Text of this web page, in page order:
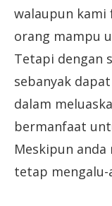
walaupun kami
orang mampu
Tetapi dengan
sebanyak
dalam
bermanfaat
Meskipun
tetap mengalu-